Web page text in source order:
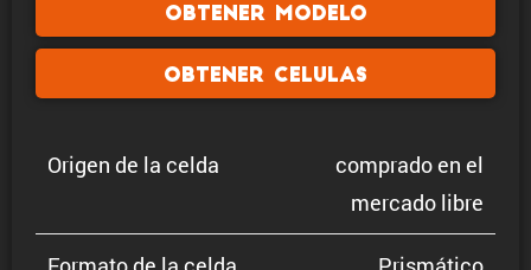
Obtener modelo
Obtener celulas
Origen de la celda
comprado en el
mercado libre